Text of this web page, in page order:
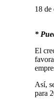
18 de
*
El
Así,
para